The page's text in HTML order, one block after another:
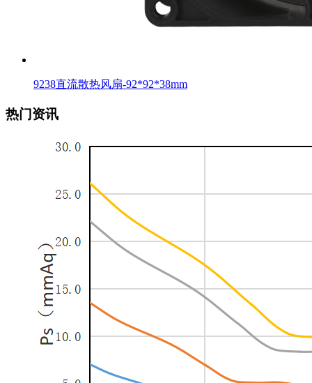
9238直流散热风扇-92*92*38mm
热门资讯